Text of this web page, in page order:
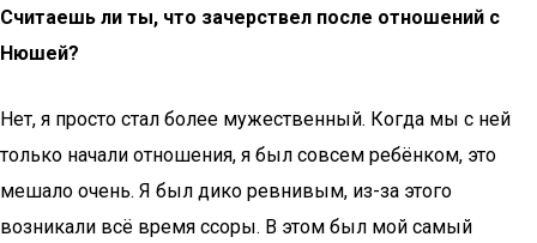
Считаешь ли ты, что зачерствел после отношений с
Нюшей?
Нет, я просто стал более мужественный. Когда мы с ней
только начали отношения, я был совсем ребёнком, это
мешало очень. Я был дико ревнивым, из-за этого
возникали всё время ссоры. В этом был мой самый